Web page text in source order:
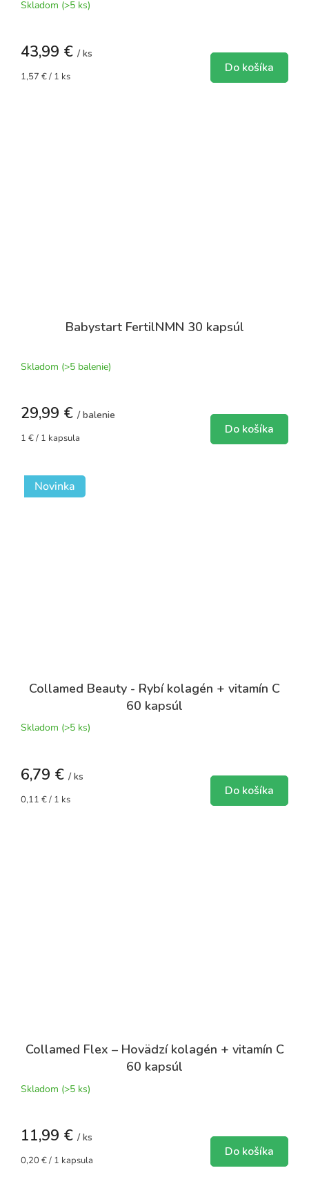
Skladom (>5 ks)
43,99 € / ks
Jednotková
1,57 € / 1 ks
Do košíka
Babystart FertilNMN 30 kapsúl
Skladom (>5 balenie)
29,99 € / balenie
Jednotková
1 € / 1 kapsula
Do košíka
Novinka
Collamed Beauty - Rybí kolagén + vitamín C
60 kapsúl
Skladom (>5 ks)
6,79 € / ks
Jednotková
0,11 € / 1 ks
Do košíka
Collamed Flex – Hovädzí kolagén + vitamín C
60 kapsúl
Skladom (>5 ks)
11,99 € / ks
Jednotková
0,20 € / 1 kapsula
Do košíka